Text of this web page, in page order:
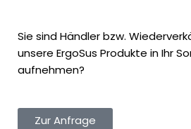
Sie sind Händler bzw.
unsere ErgoSus Produkte in Ihr
aufnehmen?
Zur Anfrage